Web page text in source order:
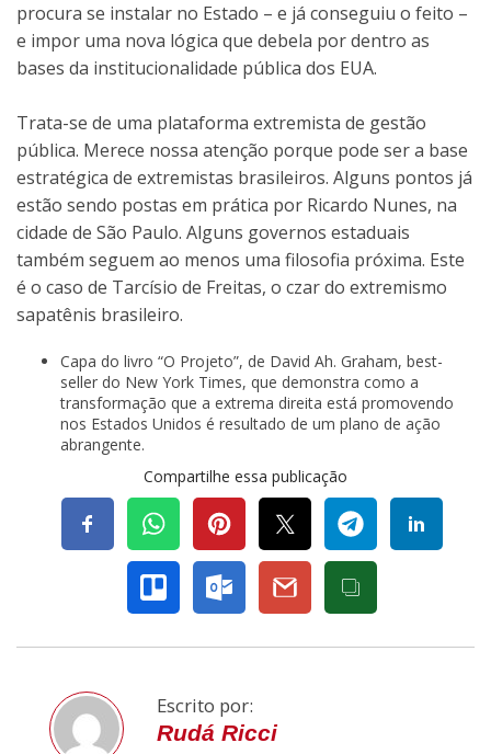
procura se instalar no Estado – e já conseguiu o feito –
e impor uma nova lógica que debela por dentro as
bases da institucionalidade pública dos EUA.
Trata-se de uma plataforma extremista de gestão
pública. Merece nossa atenção porque pode ser a base
estratégica de extremistas brasileiros. Alguns pontos já
estão sendo postas em prática por Ricardo Nunes, na
cidade de São Paulo. Alguns governos estaduais
também seguem ao menos uma filosofia próxima. Este
é o caso de Tarcísio de Freitas, o czar do extremismo
sapatênis brasileiro.
Capa do livro “O Projeto”, de David Ah. Graham, best-
seller do New York Times, que demonstra como a
transformação que a extrema direita está promovendo
nos Estados Unidos é resultado de um plano de ação
abrangente.
Compartilhe essa publicação
Escrito por:
Rudá Ricci